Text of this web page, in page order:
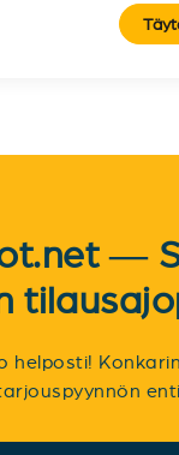
—
helposti!